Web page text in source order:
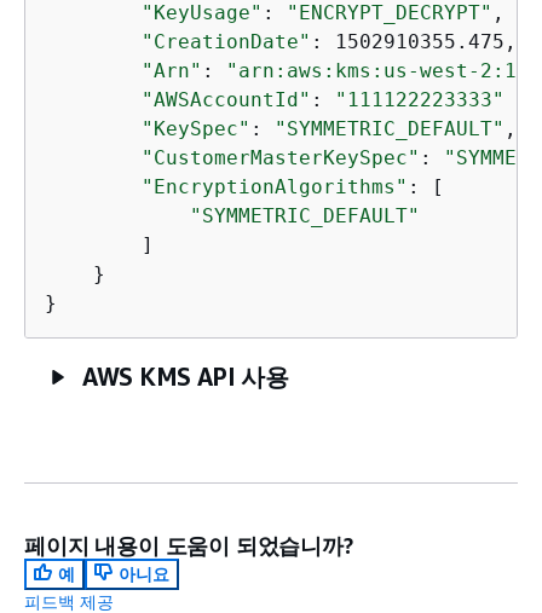
"KeyUsage" : "ENCRYPT_DECRYPT"
"CreationDate" : 1502910355.475,
"Arn" :
"arn:aws:kms:us-west-
"AWSAccountId" :
"111122223333"
"KeySpec" : "SYMMETRIC_DEFAULT" ,
"CustomerMasterKeySpec" :
"EncryptionAlgorithms" : [
"SYMMETRIC_DEFAULT"
        ]
    }
}
AWS KMS API 사용
페이지 내용이 도움이 되었습니까?
예
아니요
피드백 제공